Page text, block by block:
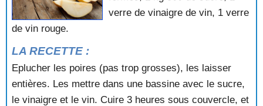
verre de vinaigre de vin, 1 verre
de vin rouge.
LA RECETTE :
Eplucher les poires (pas trop grosses), les laisser
entières. Les mettre dans une bassine avec le sucre,
le vinaigre et le vin. Cuire 3 heures sous couvercle, et